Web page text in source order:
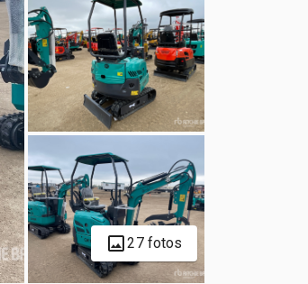
27 fotos